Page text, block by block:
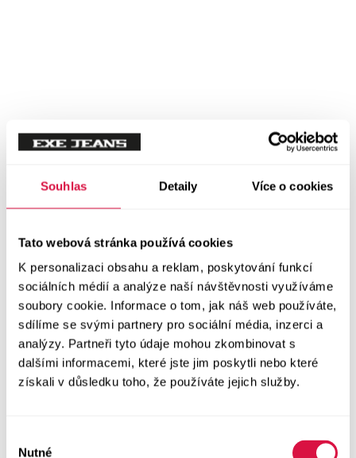
Souhlas Detaily Více o cookies
Tato webová stránka používá cookies
K personalizaci obsahu a reklam, poskytování funkcí
sociálních médií a analýze naší návštěvnosti využíváme
soubory cookie. Informace o tom, jak náš web používáte,
sdílíme se svými partnery pro sociální média, inzerci a
analýzy. Partneři tyto údaje mohou zkombinovat s
dalšími informacemi, které jste jim poskytli nebo které
získali v důsledku toho, že používáte jejich služby.
Nutné